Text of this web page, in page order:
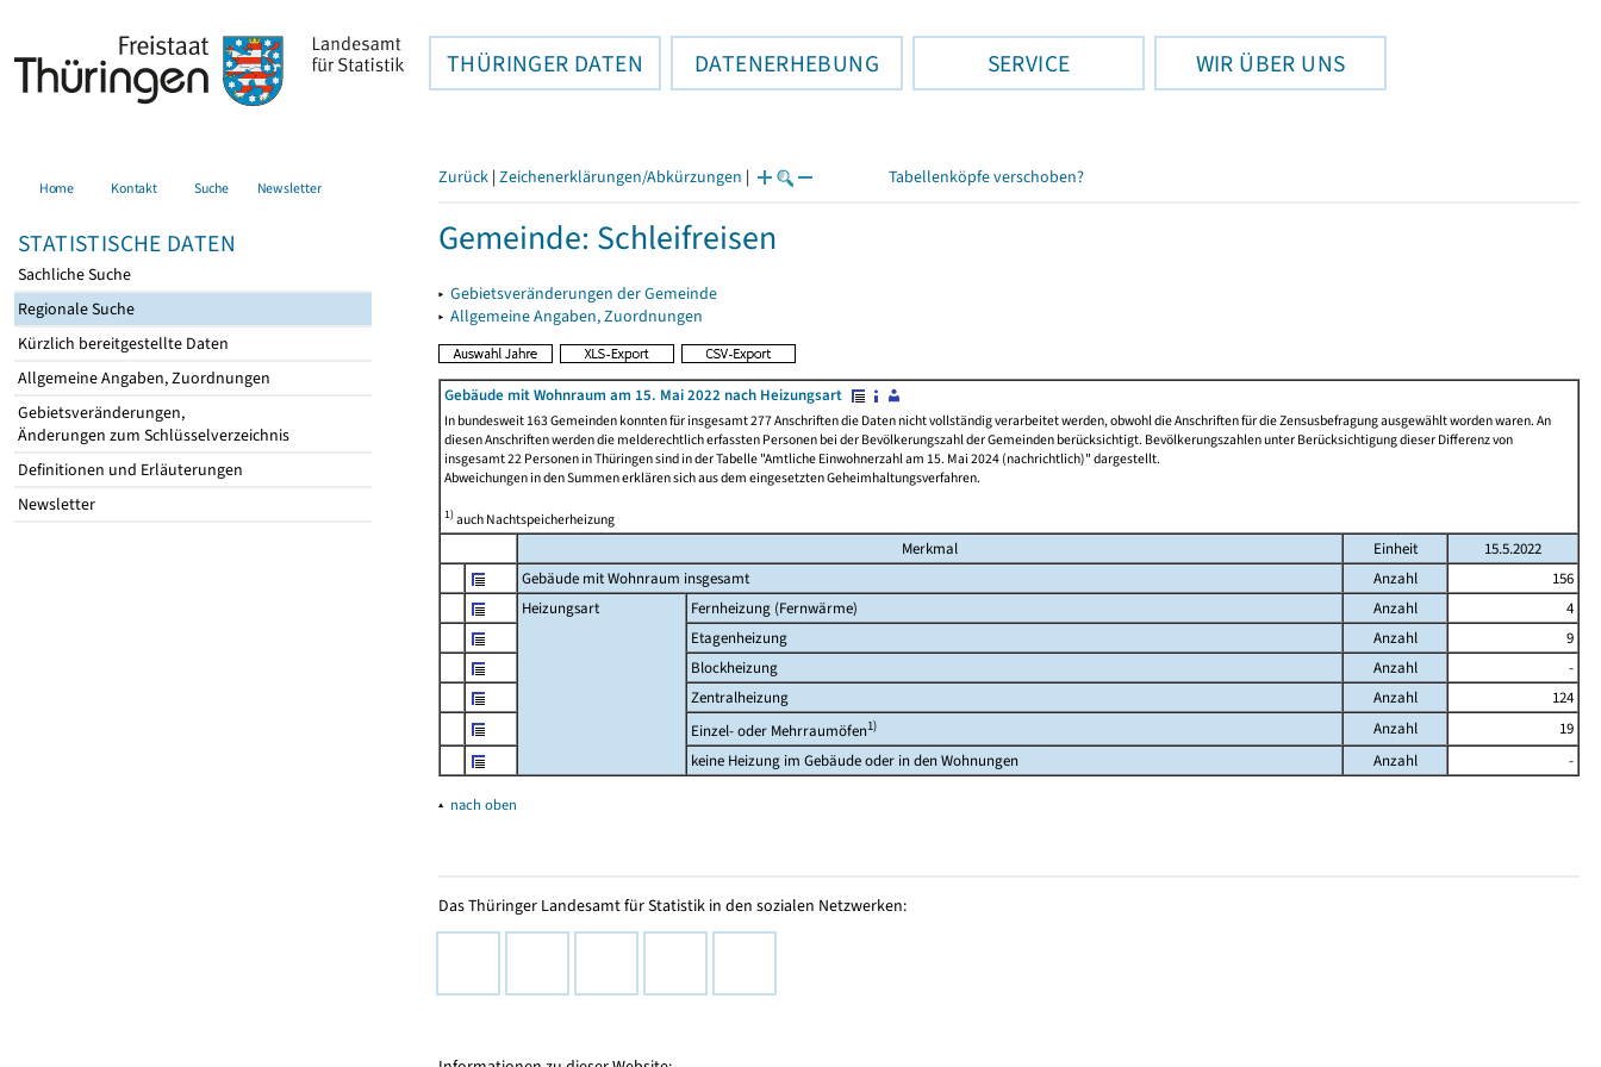
THÜRINGER DATEN DATENERHEBUNG SERVICE WIR ÜBER UNS
Home Kontakt Suche Newsletter
STATISTISCHE DATEN
Sachliche Suche
Regionale Suche
Kürzlich bereitgestellte Daten
Allgemeine Angaben, Zuordnungen
Gebietsveränderungen,
Änderungen zum Schlüsselverzeichnis
Definitionen und Erläuterungen
Newsletter
Zurück | Zeichenerklärungen/Abkürzungen | Tabellenköpfe verschoben?
Gemeinde: Schleifreisen
▸ Gebietsveränderungen der Gemeinde
▸ Allgemeine Angaben, Zuordnungen
Gebäude mit Wohnraum am 15. Mai 2022 nach Heizungsart
In bundesweit 163 Gemeinden konnten für insgesamt 277 Anschriften die Daten nicht vollständig verarbeitet werden, obwohl die Anschriften für die Zensusbefragung ausgewählt worden waren. An
diesen Anschriften werden die melderechtlich erfassten Personen bei der Bevölkerungszahl der Gemeinden berücksichtigt. Bevölkerungszahlen unter Berücksichtigung dieser Differenz von
insgesamt 22 Personen in Thüringen sind in der Tabelle "Amtliche Einwohnerzahl am 15. Mai 2024 (nachrichtlich)" dargestellt.
Abweichungen in den Summen erklären sich aus dem eingesetzten Geheimhaltungsverfahren.
1)auch Nachtspeicherheizung
Merkmal Einheit
15.5.2022
Gebäude mit Wohnraum insgesamt
Anzahl
156
Heizungsart
Fernheizung (Fernwärme) Anzahl
4
Etagenheizung
Anzahl
9
Blockheizung
Anzahl
-
Zentralheizung
Anzahl
124
Einzel- oder Mehrraumöfen1) Anzahl
19
keine Heizung im Gebäude oder in den Wohnungen
Anzahl -
▴ nach oben
Das Thüringer Landesamt für Statistik in den sozialen Netzwerken: